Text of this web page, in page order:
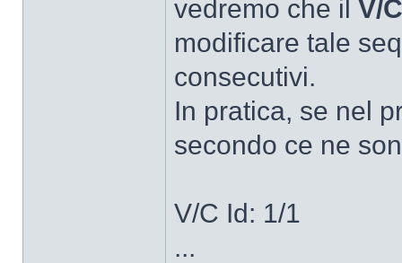
vedremo che il V/
modificare tale
consecutivi.
In pratica, se nel
secondo ce ne
V/C Id: 1/1
...